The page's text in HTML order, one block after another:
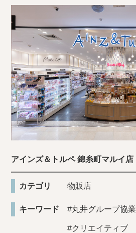
アインズ＆トルペ 錦糸町マルイ店
カテゴリ 物販店
キーワード #丸井グループ協業
#クリエイティブ